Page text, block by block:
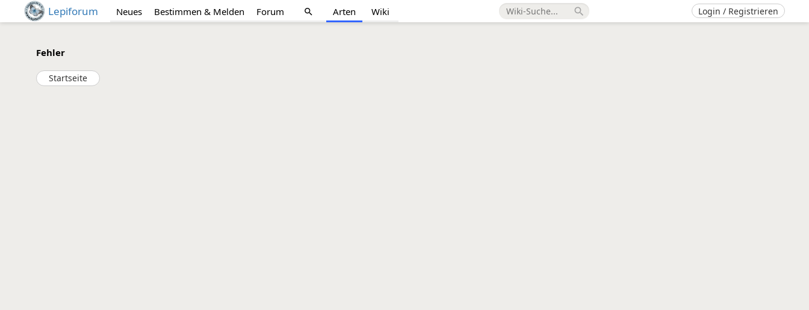
Lepiforum Neues Bestimmen & Melden Forum search Arten Wiki search Login / Registrieren
Fehler
Startseite